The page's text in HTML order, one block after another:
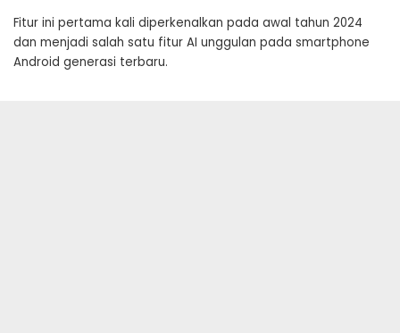
Fitur ini pertama kali diperkenalkan pada awal tahun 2024
dan menjadi salah satu fitur AI unggulan pada smartphone
Android generasi terbaru.